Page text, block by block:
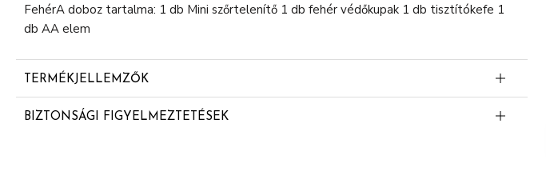
FehérA doboz tartalma: 1 db Mini szőrtelenítő 1 db fehér védőkupak 1 db tisztítókefe 1
db AA elem
TERMÉKJELLEMZŐK
SIMA BŐR: alapos és bőrközeli borotválást nyújt a könnyű sminkelésért
BIZTONSÁGI FIGYELMEZTETÉSEK